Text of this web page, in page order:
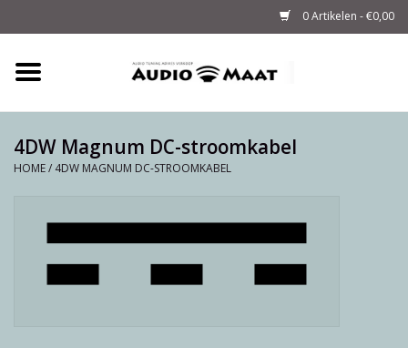
0 Artikelen - €0,00
Tuning
Audio
4DW Magnum DC-stroomkabel
HOME/ 4DW MAGNUM DC-STROOMKABEL